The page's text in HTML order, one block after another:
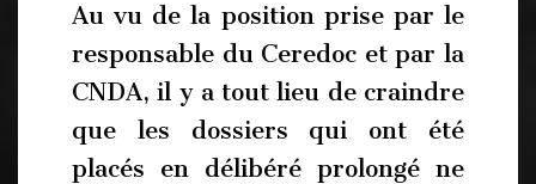
Au vu de la position prise par le
responsable du Ceredoc et par la
CNDA, il y a tout lieu de craindre
que les dossiers qui ont été
placés en délibéré prolongé ne